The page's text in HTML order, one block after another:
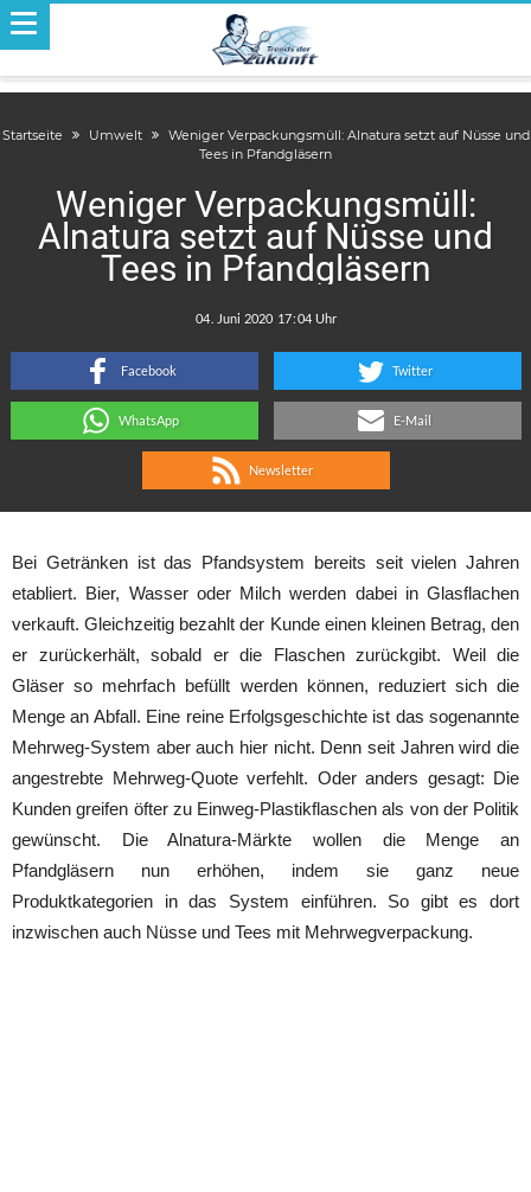
Startseite Umwelt
Weniger Verpackungsmüll: Alnatura setzt auf Nüsse und
Tees in Pfandgläsern
Weniger Verpackungsmüll:
Alnatura setzt auf Nüsse und
Tees in Pfandgläsern
:
Facebook Twitter
WhatsApp E-Mail
Newsletter
Bei Getränken ist das Pfandsystem bereits seit vielen Jahren
etabliert. Bier, Wasser oder Milch werden dabei in Glasflachen
verkauft. Gleichzeitig bezahlt der Kunde einen kleinen Betrag, den
er zurückerhält, sobald er die Flaschen zurückgibt. Weil die
Gläser so mehrfach befüllt werden können, reduziert sich die
Menge an Abfall. Eine reine Erfolgsgeschichte ist das sogenannte
Mehrweg-System aber auch hier nicht. Denn seit Jahren wird die
angestrebte Mehrweg-Quote verfehlt. Oder anders gesagt: Die
Kunden greifen öfter zu Einweg-Plastikflaschen als von der Politik
gewünscht. Die Alnatura-Märkte wollen die Menge an
Pfandgläsern nun erhöhen, indem sie ganz neue
Produktkategorien in das System einführen. So gibt es dort
inzwischen auch Nüsse und Tees mit Mehrwegverpackung.